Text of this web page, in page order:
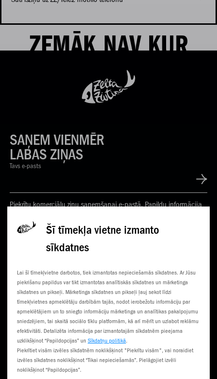
Šī tīmekļa vietne izmanto
sīkdatnes
Lai šī tīmekļvietne darbotos, tiek izmantotas nepieciešamās sīkdatnes. Ar Jūsu
piekrišanu papildus var tikt izmantotas analītiskās sīkdatnes un mārketinga
sīkdatnes un pikseļi. Mārketinga sīkdatnes un pikseļi ļauj sekot līdzi
tīmekļvietnes apmeklētāju darbībām tajās, nodot ierobežotu informāciju par
apmeklētājiem un to sniegto informāciju mārketinga un analītikas pakalpojumu
sniedzējiem, tai skaitā sociālo tīklu platformām, kā arī mērīt un uzlabot reklāmu
efektivitāti. Detalizēta informācija par izmantotajām sīkdatnēm pieejama
uzklikšķinot “Papildopcijas” un Sīkdatņu politikā.
Piekrītiet visām izvēles sīkdatnēm noklikšķinot "Piekrītu visām", vai noraidiet
izvēles sīkdatnes noklikšķinot “Tikai nepieciešamās”. Pielāgojiet izvēli
noklikšķinot “Papildopcijas”.
ZEMĀK NAV KUR
SAŅEM VIENMĒR
LABAS ZIŅAS
Tavs e-pasts
Piekrītu komerciālu ziņu saņemšanai e-pastā. Papildu informācija
KLIENTU CENTRI
SŪTI SMS
ČEMPIONĀTS
3G NORIETS
TŪRISTIEM